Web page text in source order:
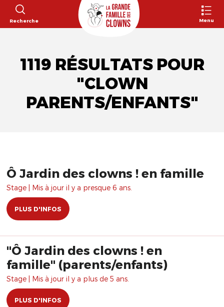
Recherche Menu
1119 RÉSULTATS POUR
"CLOWN
PARENTS/ENFANTS"
Ô Jardin des clowns ! en famille
Stage | Mis à jour il y a presque 6 ans.
PLUS D'INFOS
"Ô Jardin des clowns ! en
famille" (parents/enfants)
Stage | Mis à jour il y a plus de 5 ans.
PLUS D'INFOS